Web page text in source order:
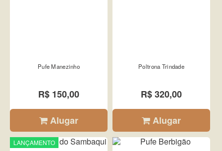
Pufe Manezinho
R$ 150,00
Alugar
Poltrona Trindade
R$ 320,00
Alugar
LANÇAMENTO